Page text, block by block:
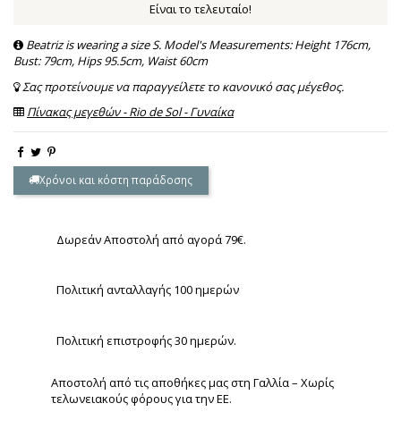
Είναι το τελευταίο!
Beatriz is wearing a size S. Model's Measurements: Height 176cm,
Bust: 79cm, Hips 95.5cm, Waist 60cm
Σας προτείνουμε να παραγγείλετε το κανονικό σας μέγεθος.
Πίνακας μεγεθών - Rio de Sol - Γυναίκα
Χρόνοι και κόστη παράδοσης
Δωρεάν Αποστολή από αγορά 79€.
Πολιτική ανταλλαγής 100 ημερών
Πολιτική επιστροφής 30 ημερών.
Αποστολή από τις αποθήκες μας στη Γαλλία – Χωρίς
τελωνειακούς φόρους για την ΕΕ.